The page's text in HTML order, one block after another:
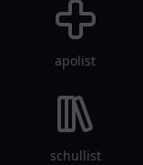
apolist
schullist